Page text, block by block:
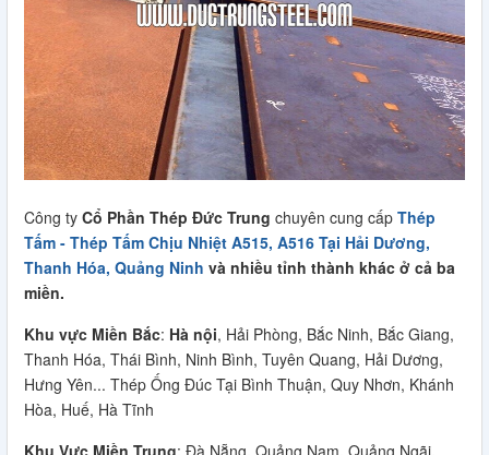
Công ty Cổ Phần Thép Đức Trung chuyên cung cấp Thép
Tấm - Thép Tấm Chịu Nhiệt A515, A516 Tại Hải Dương,
Thanh Hóa, Quảng Ninh và nhiều tỉnh thành khác ở cả ba
miền.
Khu vực Miền Bắc: Hà nội, Hải Phòng, Bắc Ninh, Bắc Giang,
Thanh Hóa, Thái Bình, Ninh Bình, Tuyên Quang, Hải Dương,
Hưng Yên... Thép Ống Đúc Tại Bình Thuận, Quy Nhơn, Khánh
Hòa, Huế, Hà Tĩnh
Khu Vực Miền Trung: Đà Nẵng, Quảng Nam, Quảng Ngãi,